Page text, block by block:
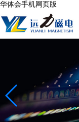
华体会手机网页版